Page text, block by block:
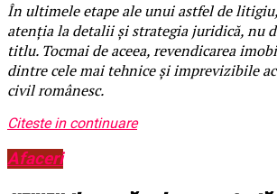
În ultimele etape ale unui astfel de
atenția la detalii și strategia juridică, nu
titlu. Tocmai de aceea, revendicarea
dintre cele mai tehnice și imprevizibile
civil românesc.
Citeste in continuare
Afaceri